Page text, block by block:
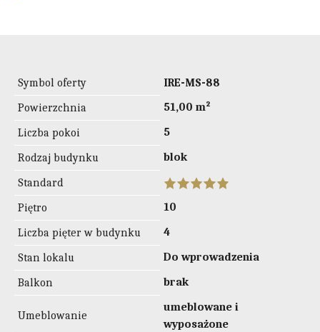
Symbol oferty
IRE-MS-88
Powierzchnia
51,00 m²
Liczba pokoi
5
Rodzaj budynku
blok
Standard
Piętro
10
Liczba pięter w budynku
4
Stan lokalu
Do wprowadzenia
Balkon
brak
Umeblowanie
umeblowane i
wyposażone